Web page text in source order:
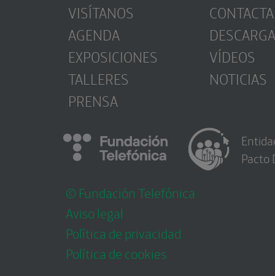
VISÍTANOS
AGENDA
EXPOSICIONES
TALLERES
PRENSA
CONTACTA
VÍDEOS
NOTICIAS
© Fundación Telefónica
Aviso legal
Política de privacidad
Política de cookies
Pacto